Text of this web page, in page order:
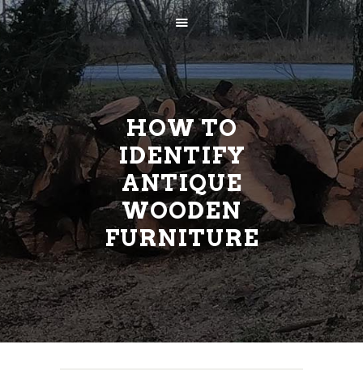
HOW TO
IDENTIFY
ANTIQUE
WOODEN
FURNITURE
AVALEHT
ETTEVÕTTEST
TEENUSED
KONTAKT